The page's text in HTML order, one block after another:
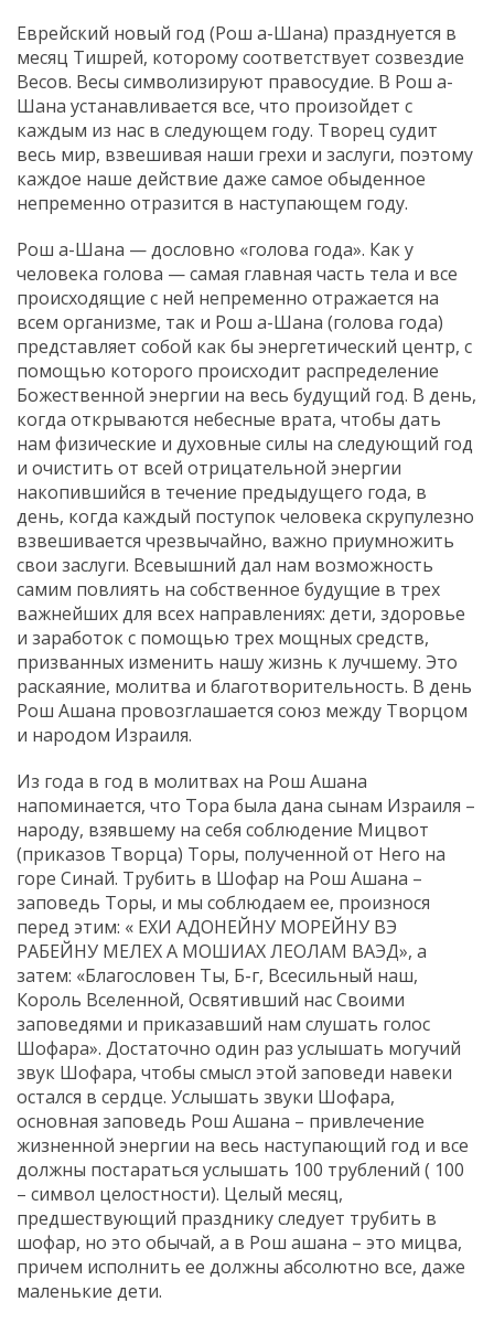
Еврейский новый год (Рош а-Шана) празднуется в
месяц Тишрей, которому соответствует созвездие
Весов. Весы символизируют правосудие. В Рош а-
Шана устанавливается все, что произойдет с
каждым из нас в следующем году. Творец судит
весь мир, взвешивая наши грехи и заслуги, поэтому
каждое наше действие даже самое обыденное
непременно отразится в наступающем году.
Рош а-Шана — дословно «голова года». Как у
человека голова — самая главная часть тела и все
происходящие с ней непременно отражается на
всем организме, так и Рош а-Шана (голова года)
представляет собой как бы энергетический центр, с
помощью которого происходит распределение
Божественной энергии на весь будущий год. В день,
когда открываются небесные врата, чтобы дать
нам физические и духовные силы на следующий год
и очистить от всей отрицательной энергии
накопившийся в течение предыдущего года, в
день, когда каждый поступок человека скрупулезно
взвешивается чрезвычайно, важно приумножить
свои заслуги. Всевышний дал нам возможность
самим повлиять на собственное будущие в трех
важнейших для всех направлениях: дети, здоровье
и заработок с помощью трех мощных средств,
призванных изменить нашу жизнь к лучшему. Это
раскаяние, молитва и благотворительность. В день
Рош Ашана провозглашается союз между Творцом
и народом Израиля.
Из года в год в молитвах на Рош Ашана
напоминается, что Тора была дана сынам Израиля –
народу, взявшему на себя соблюдение Мицвот
(приказов Творца) Торы, полученной от Него на
горе Синай. Трубить в Шофар на Рош Ашана –
заповедь Торы, и мы соблюдаем ее, произнося
перед этим: « ЕХИ АДОНЕЙНУ МОРЕЙНУ ВЭ
РАБЕЙНУ МЕЛЕХ А МОШИАХ ЛЕОЛАМ ВАЭД», а
затем: «Благословен Ты, Б-г, Всесильный наш,
Король Вселенной, Освятивший нас Своими
заповедями и приказавший нам слушать голос
Шофара». Достаточно один раз услышать могучий
звук Шофара, чтобы смысл этой заповеди навеки
остался в сердце. Услышать звуки Шофара,
основная заповедь Рош Ашана – привлечение
жизненной энергии на весь наступающий год и все
должны постараться услышать 100 трублений ( 100
– символ целостности). Целый месяц,
предшествующий празднику следует трубить в
шофар, но это обычай, а в Рош ашана – это мицва,
причем исполнить ее должны абсолютно все, даже
маленькие дети.